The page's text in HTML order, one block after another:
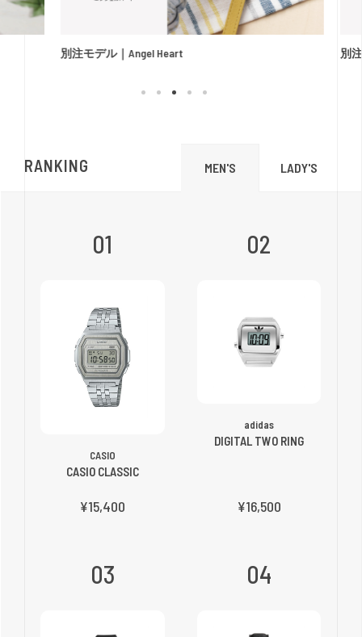
別注モデル｜Angel Heart 別
RANKING MEN'S LADY'S
01
CASIO
CASIO CLASSIC
¥15,400
02
adidas
DIGITAL TWO RING
¥16,500
03 04